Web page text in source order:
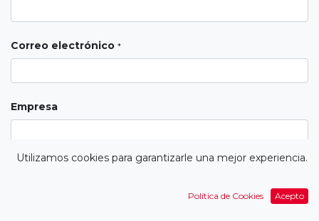
Correo electrónico *
Empresa
Utilizamos cookies para garantizarle una mejor experiencia.
Política de Cookies Acepto